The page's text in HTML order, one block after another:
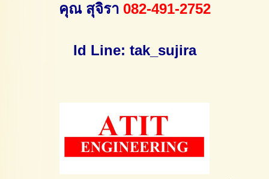
คุณ สุจิรา 082-491-2752
Id Line: tak_sujira